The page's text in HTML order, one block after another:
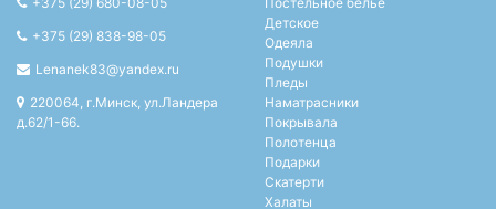
+375 (29) 838-98-05
Lenanek83@yandex.ru
220064, г.Минск, ул.Ландера
д.62/1-66.
Детское
Одеяла
Подушки
Пледы
Наматрасники
Покрывала
Полотенца
Подарки
Скатерти
Халаты